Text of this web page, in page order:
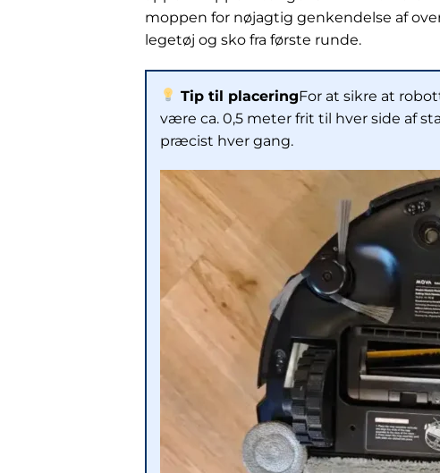
moppen for nøjagtig genkendelse af
legetøj og sko fra første runde.
Tip til placeringFor at sikre at
være ca. 0,5 meter frit til hver side af
præcist hver gang.